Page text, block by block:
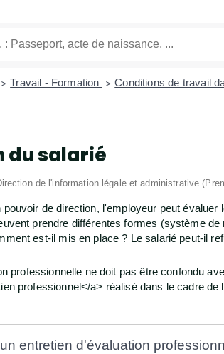
> Travail - Formation > Conditions de travail
du salarié
de l'information légale et administrative
de direction, l'employeur peut
prendre différentes formes (système
est-il mis en place ? Le salarié peut-il
professionnelle ne doit pas être confondu
professionnel</a> réalisé dans le cadre de
entretien d'évaluation